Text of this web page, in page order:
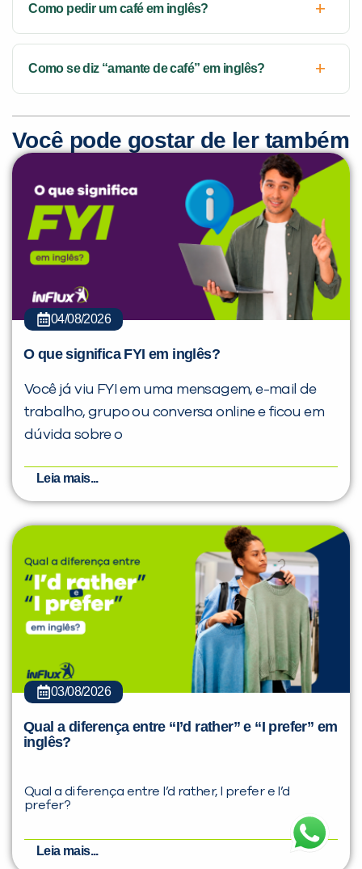
Como pedir um café em inglês?
Como se diz “amante de café” em inglês?
Você pode gostar de ler também
04/08/2026
O que significa FYI em inglês?
Você já viu FYI em uma mensagem, e-mail de
trabalho, grupo ou conversa online e ficou em
dúvida sobre o
Leia mais...
03/08/2026
Qual a diferença entre “I’d rather” e “I prefer” em
inglês?
Qual a diferença entre I’d rather, I prefer e I’d
prefer?
Leia mais...